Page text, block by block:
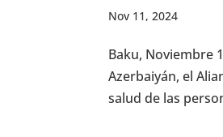
Nov 11, 2024
Baku, Noviembre
Azerbaiyán, el
salud de las